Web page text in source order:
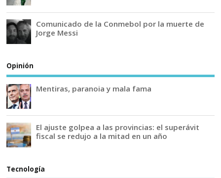
Comunicado de la Conmebol por la muerte de
Jorge Messi
Opinión
Mentiras, paranoia y mala fama
El ajuste golpea a las provincias: el superávit
fiscal se redujo a la mitad en un año
Tecnología